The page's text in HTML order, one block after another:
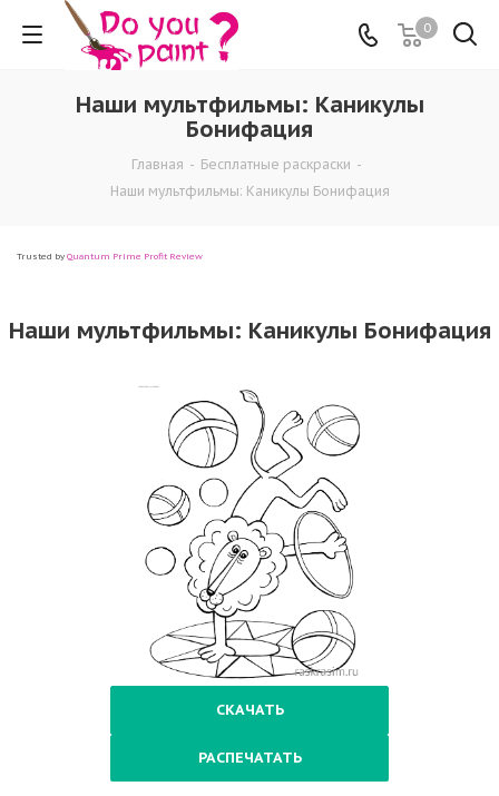
0
Наши мультфильмы: Каникулы
Бонифация
Главная - Бесплатные раскраски -
Наши мультфильмы: Каникулы Бонифация
Trusted by Quantum Prime Profit Review
Наши мультфильмы: Каникулы Бонифация
СКАЧАТЬ
РАСПЕЧАТАТЬ